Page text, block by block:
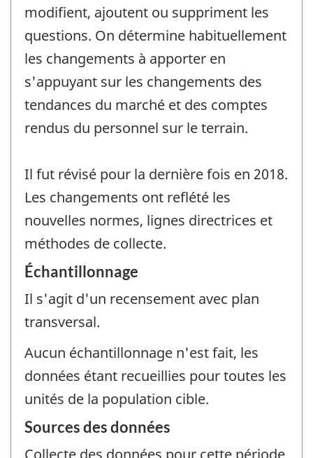
modifient, ajoutent ou suppriment les
questions. On détermine habituellement
les changements à apporter en
s'appuyant sur les changements des
tendances du marché et des comptes
rendus du personnel sur le terrain.
Il fut révisé pour la dernière fois en 2018.
Les changements ont reflété les
nouvelles normes, lignes directrices et
méthodes de collecte.
Échantillonnage
Il s'agit d'un recensement avec plan
transversal.
Aucun échantillonnage n'est fait, les
données étant recueillies pour toutes les
unités de la population cible.
Sources des données
Collecte des données pour cette période